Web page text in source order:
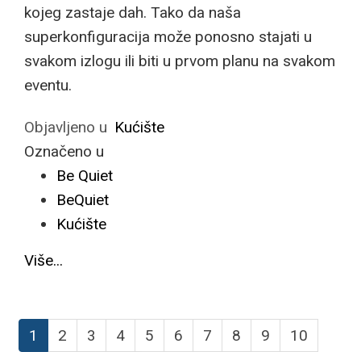
kojeg zastaje dah. Tako da naša
superkonfiguracija može ponosno stajati u
svakom izlogu ili biti u prvom planu na svakom
eventu.
Objavljeno u Kućište
Označeno u
Be Quiet
BeQuiet
Kućište
Više...
1 2 3 4 5 6 7 8 9
10